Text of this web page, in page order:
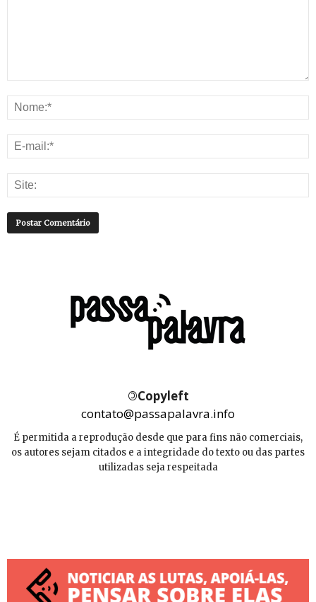
©Copyleft
contato@passapalavra.info
É permitida a reprodução desde que para fins não comerciais,
os autores sejam citados e a integridade do texto ou das partes
utilizadas seja respeitada